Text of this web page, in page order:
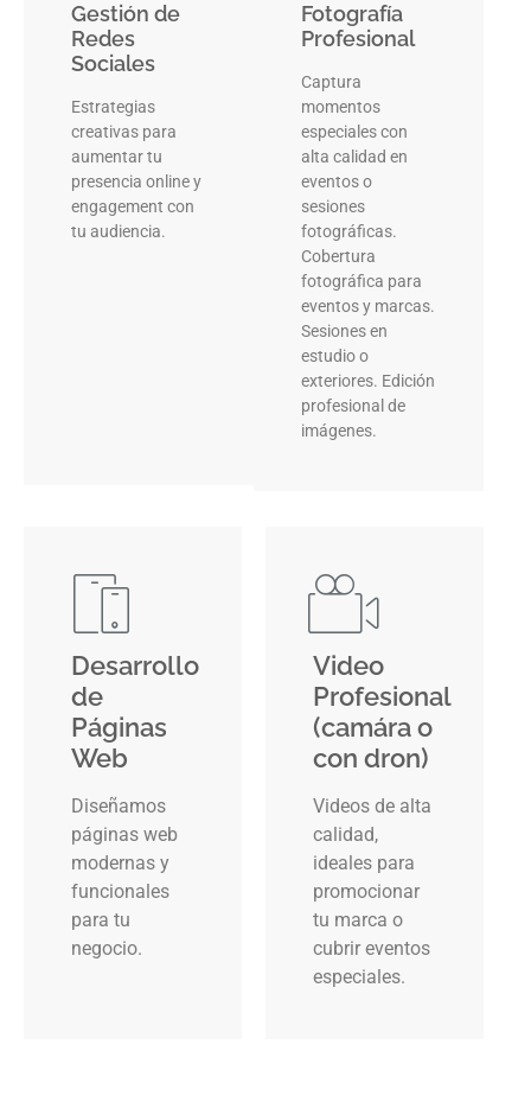
Gestión de
Redes
Sociales
Estrategias
creativas para
aumentar tu
presencia online y
engagement con
tu audiencia.
Fotografía
Profesional
Captura
momentos
especiales con
alta calidad en
eventos o
sesiones
fotográficas.
Cobertura
fotográfica para
eventos y marcas.
Sesiones en
estudio o
exteriores. Edición
profesional de
imágenes.
Desarrollo
de
Páginas
Web
Diseñamos
páginas web
modernas y
funcionales
para tu
negocio.
Video
Profesional
(camára o
con dron)
Videos de alta
calidad,
ideales para
promocionar
tu marca o
cubrir eventos
especiales.